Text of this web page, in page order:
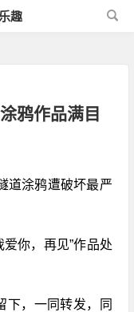
趣
鸦作品满目
道涂鸦遭破坏最严
爱你，再见”作品处
下，一同转发，同